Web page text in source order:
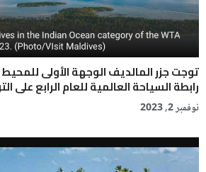
توجت جزر المالديف الوجهة الأولى
رابطة السياحة العالمية للعام الرابع على
نوفمبر 2, 2023